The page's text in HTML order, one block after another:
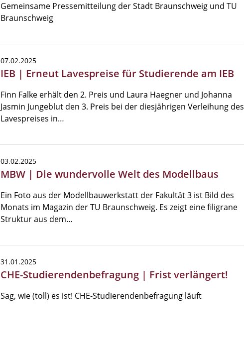
Gemeinsame Pressemitteilung der Stadt Braunschweig und TU
Braunschweig
07.02.2025
IEB | Erneut Lavespreise für Studierende am IEB
Finn Falke erhält den 2. Preis und Laura Haegner und Johanna
Jasmin Jungeblut den 3. Preis bei der diesjährigen Verleihung des
Lavespreises in…
03.02.2025
MBW | Die wundervolle Welt des Modellbaus
Ein Foto aus der Modellbauwerkstatt der Fakultät 3 ist Bild des
Monats im Magazin der TU Braunschweig. Es zeigt eine filigrane
Struktur aus dem…
31.01.2025
CHE-Studierendenbefragung | Frist verlängert!
Sag, wie (toll) es ist! CHE-Studierendenbefragung läuft